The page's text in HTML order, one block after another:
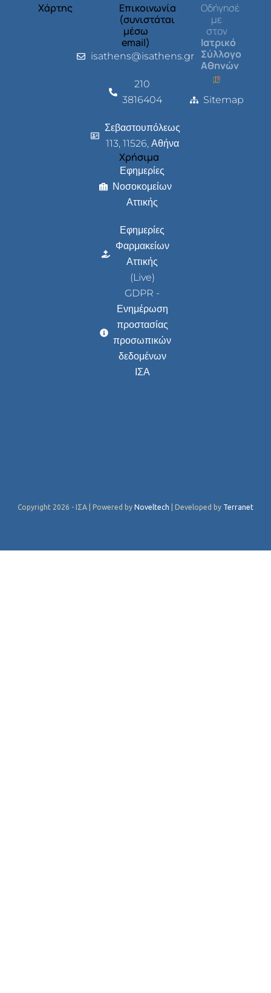
Χάρτης
Επικοινωνία
(συνιστάται
μέσω
email)
isathens@isathens.gr
210
3816404
Σεβαστουπόλεως
113, 11526, Αθήνα
Χρήσιμα
Εφημερίες
Νοσοκομείων
Αττικής
Εφημερίες
Φαρμακείων
Αττικής
(Live)
GDPR -
Ενημέρωση
προστασίας
προσωπικών
δεδομένων
ΙΣΑ
Οδήγησέ
με
στον
Ιατρικό
Σύλλογο
Αθηνών
Sitemap
Copyright 2026 - ΙΣΑ | Powered by Noveltech | Developed by Terranet